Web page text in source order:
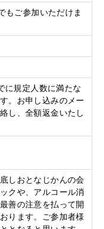
もご参加いただけま
に規定人数に満たな
。お申し込みのメー
し、全額返金いたし
しおとなじかんの会
クや、アルコール消
善の注意を払って開
ります。ご参加者様